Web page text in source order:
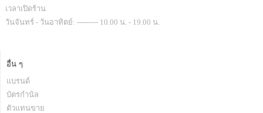
เวลาเปิดร้าน
วันจันทร์ - วันอาทิตย์: --------- 10.00 น. - 19.00 น.
อื่น ๆ
แบรนด์
บัตรกำนัล
ตัวแทนขาย